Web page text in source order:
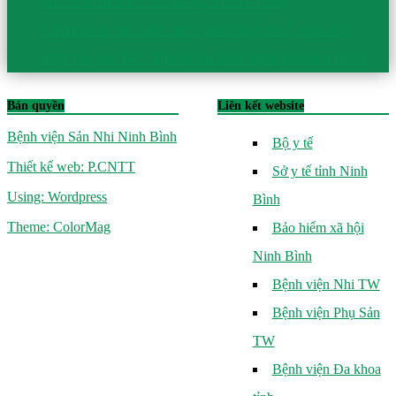
Bản quyền
Bệnh viện Sản Nhi Ninh Bình
Thiết kế web: P.CNTT
Using: Wordpress
Theme: ColorMag
Liên kết website
Bộ y tế
Sở y tế tỉnh Ninh
Bình
Bảo hiểm xã hội
Ninh Bình
Bệnh viện Nhi TW
Bệnh viện Phụ Sản
TW
Bệnh viện Đa khoa